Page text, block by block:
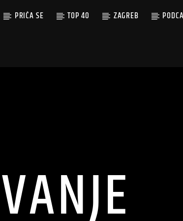
PRIČA SE TOP 40 ZAGREB